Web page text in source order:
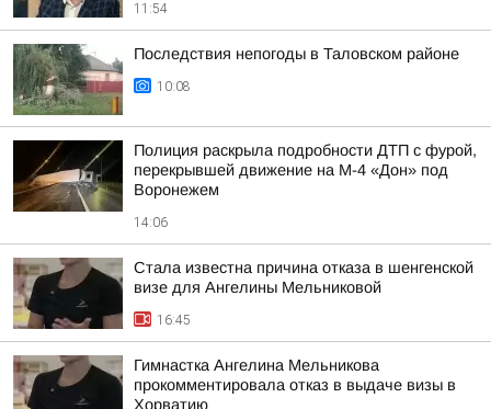
11:54
Последствия непогоды в Таловском районе
10:08
Полиция раскрыла подробности ДТП с фурой,
перекрывшей движение на М-4 «Дон» под
Воронежем
14:06
Стала известна причина отказа в шенгенской
визе для Ангелины Мельниковой
16:45
Гимнастка Ангелина Мельникова
прокомментировала отказ в выдаче визы в
Хорватию